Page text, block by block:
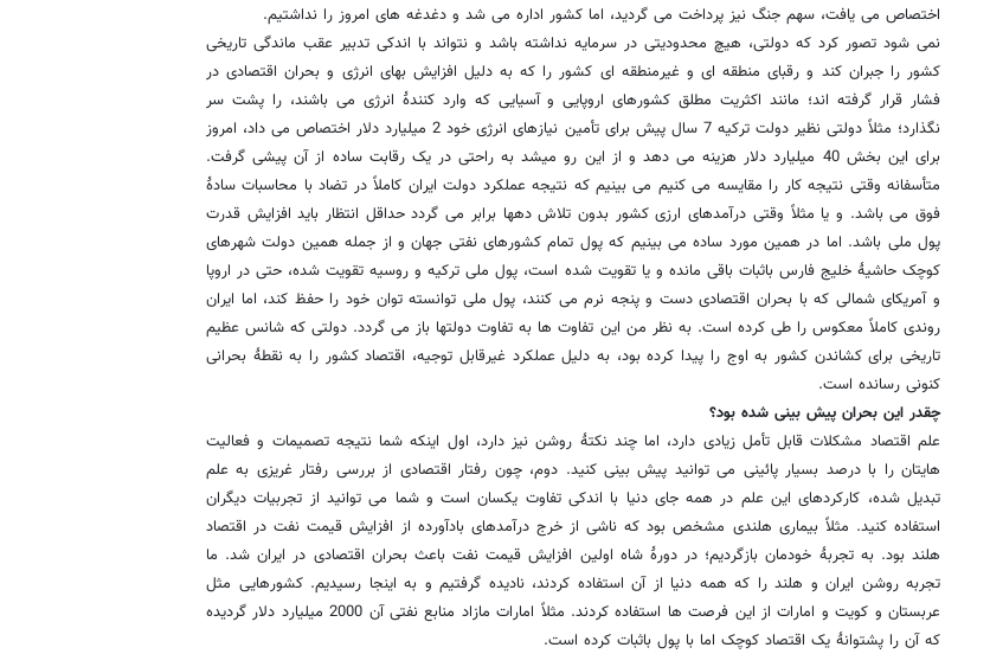
اختصاص می یافت، سهم جنگ نیز پرداخت می گردید، اما کشور اداره می شد و دغدغه های امروز را نداشتیم.
نمی شود تصور کرد که دولتی، هیچ محدودیتی در سرمایه نداشته باشد و نتواند با اندکی تدبیر عقب ماندگی تاریخی
کشور را جبران کند و رقبای منطقه ای و غیرمنطقه ای کشور را که به دلیل افزایش بهای انرژی و بحران اقتصادی در
فشار قرار گرفته اند؛ مانند اکثریت مطلق کشورهای اروپایی و آسیایی که وارد کنندۀ انرژی می باشند، را پشت سر
نگذارد؛ مثلاً دولتی نظیر دولت ترکیه 7 سال پیش برای تأمین نیازهای انرژی خود 2 میلیارد دلار اختصاص می داد، امروز
برای این بخش 40 میلیارد دلار هزینه می دهد و از این رو میشد به راحتی در یک رقابت ساده از آن پیشی گرفت.
متأسفانه وقتی نتیجه کار را مقایسه می کنیم می بینیم که نتیجه عملکرد دولت ایران کاملاً در تضاد با محاسبات سادۀ
فوق می باشد. و یا مثلاً وقتی درآمدهای ارزی کشور بدون تلاش دهها برابر می گردد حداقل انتظار باید افزایش قدرت
پول ملی باشد. اما در همین مورد ساده می بینیم که پول تمام کشورهای نفتی جهان و از جمله همین دولت شهرهای
کوچک حاشیۀ خلیج فارس باثبات باقی مانده و یا تقویت شده است، پول ملی ترکیه و روسیه تقویت شده، حتی در اروپا
و آمریکای شمالی که با بحران اقتصادی دست و پنجه نرم می کنند، پول ملی توانسته توان خود را حفظ کند، اما ایران
روندی کاملاً معکوس را طی کرده است. به نظر من این تفاوت ها به تفاوت دولتها باز می گردد. دولتی که شانس عظیم
تاریخی برای کشاندن کشور به اوج را پیدا کرده بود، به دلیل عملکرد غیرقابل توجیه، اقتصاد کشور را به نقطۀ بحرانی
کنونی رسانده است.
چقدر این بحران پیش بینی شده بود؟
علم اقتصاد مشکلات قابل تأمل زیادی دارد، اما چند نکتۀ روشن نیز دارد، اول اینکه شما نتیجه تصمیمات و فعالیت
هایتان را با درصد بسیار پائینی می توانید پیش بینی کنید. دوم، چون رفتار اقتصادی از بررسی رفتار غریزی به علم
تبدیل شده، کارکردهای این علم در همه جای دنیا با اندکی تفاوت یکسان است و شما می توانید از تجربیات دیگران
استفاده کنید. مثلاً بیماری هلندی مشخص بود که ناشی از خرج درآمدهای بادآورده از افزایش قیمت نفت در اقتصاد
هلند بود. به تجربۀ خودمان بازگردیم؛ در دورۀ شاه اولین افزایش قیمت نفت باعث بحران اقتصادی در ایران شد. ما
تجربه روشن ایران و هلند را که همه دنیا از آن استفاده کردند، نادیده گرفتیم و به اینجا رسیدیم. کشورهایی مثل
عربستان و کویت و امارات از این فرصت ها استفاده کردند. مثلاً امارات مازاد منابع نفتی آن 2000 میلیارد دلار گردیده
که آن را پشتوانۀ یک اقتصاد کوچک اما با پول باثبات کرده است.